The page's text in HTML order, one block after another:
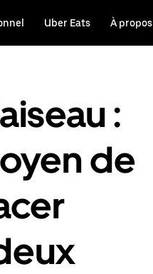
Uber Eats À propos
:
de